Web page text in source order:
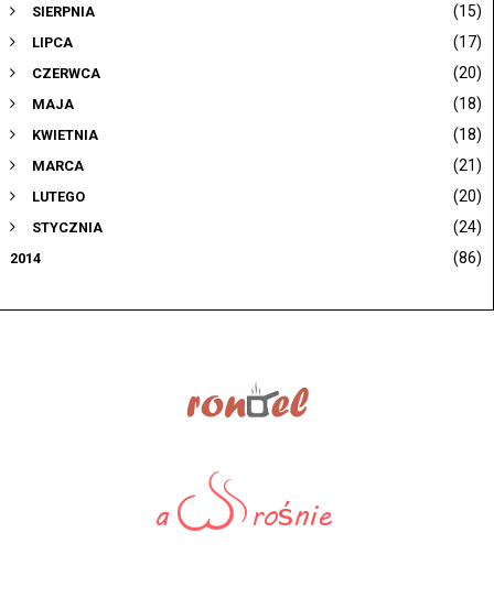
SIERPNIA (15)
LIPCA (17)
CZERWCA (20)
MAJA (18)
KWIETNIA (18)
MARCA (21)
LUTEGO (20)
STYCZNIA (24)
2014 (86)